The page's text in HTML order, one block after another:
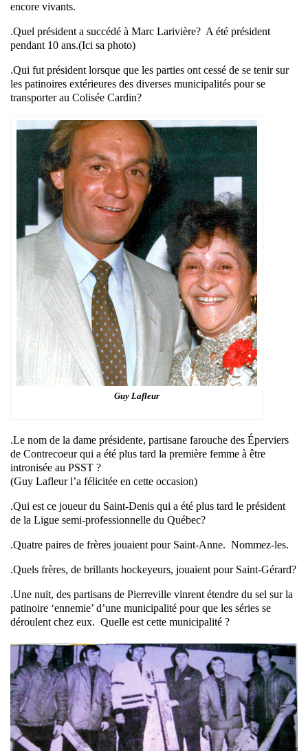
encore vivants.
.Quel président a succédé à Marc Larivière? A été président
pendant 10 ans.(Ici sa photo)
.Qui fut président lorsque que les parties ont cessé de se tenir sur
les patinoires extérieures des diverses municipalités pour se
transporter au Colisée Cardin?
Guy Lafleur
.Le nom de la dame présidente, partisane farouche des Éperviers
de Contrecoeur qui a été plus tard la première femme à être
intronisée au PSST ?
(Guy Lafleur l’a félicitée en cette occasion)
.Qui est ce joueur du Saint-Denis qui a été plus tard le président
de la Ligue semi-professionnelle du Québec?
.Quatre paires de frères jouaient pour Saint-Anne. Nommez-les.
.Quels frères, de brillants hockeyeurs, jouaient pour Saint-Gérard?
.Une nuit, des partisans de Pierreville vinrent étendre du sel sur la
patinoire ‘ennemie’ d’une municipalité pour que les séries se
déroulent chez eux. Quelle est cette municipalité ?